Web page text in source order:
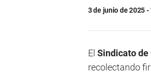
3 de junio de 2025 -
El Sindicato de
recolectando